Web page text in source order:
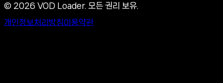
© 2026 VOD Loader. 모든 권리 보유.
개인정보처리방침이용약관